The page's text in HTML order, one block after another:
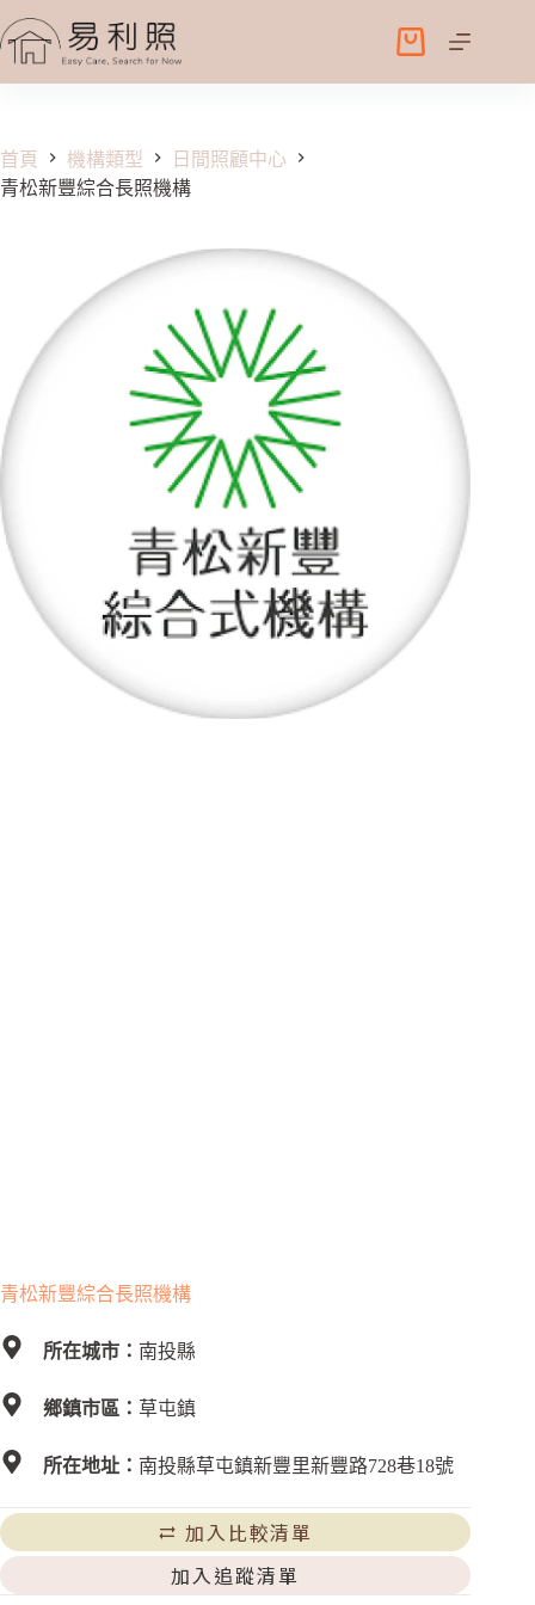
至
容
購
物
首頁 機構類型
日間照顧中心
青松新豐綜合長照機構
青松新豐綜合長照機構
所在城市： 南投縣
鄉鎮市區： 草屯鎮
所在地址： 南投縣草屯鎮新豐里新豐路728巷18號
加入比較清單
加入追蹤清單